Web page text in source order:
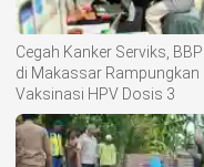
Cegah Kanker Serviks,
di Makassar Rampungkan
Vaksinasi HPV Dosis 3